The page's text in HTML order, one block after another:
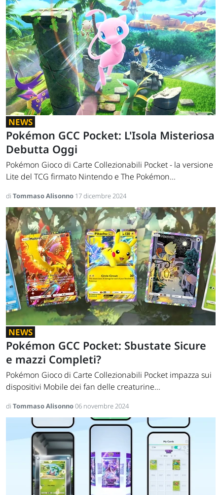
NEWS
Pokémon GCC Pocket: L'Isola Misteriosa
Debutta Oggi
Pokémon Gioco di Carte Collezionabili Pocket - la versione
Lite del TCG firmato Nintendo e The Pokémon...
di Tommaso Alisonno 17 dicembre 2024
NEWS
Pokémon GCC Pocket: Sbustate Sicure
e mazzi Completi?
Pokémon Gioco di Carte Collezionabili Pocket impazza sui
dispositivi Mobile dei fan delle creaturine...
di Tommaso Alisonno06 novembre 2024